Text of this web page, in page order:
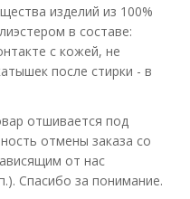
изделий из 100%
в составе:
с кожей, не
после стирки - в
отшивается под
отмены заказа со
от нас
Спасибо за понимание.